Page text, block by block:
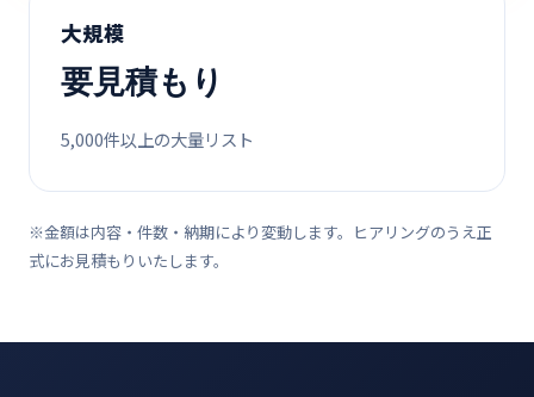
大規模
要見積もり
5,000件以上の大量リスト
※金額は内容・件数・納期により変動します。ヒアリングのうえ正
式にお見積もりいたします。